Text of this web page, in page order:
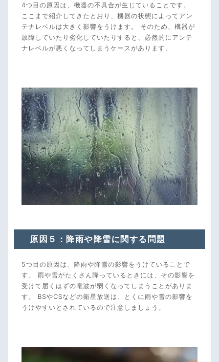
4つ目の原因は、機器の不具合が生じていることです。
ここまで紹介してきたとおり、機器の状態によってアン
テナレベルは大きく影響をうけます。 そのため、機器が
故障していたり劣化していたりすると、必然的にアンテ
ナレベルが悪くなってしまうケースがあります。
原因５：降雨や降雪に関する問題
5つ目の原因は、降雨や降雪の影響をうけていることで
す。 雨や雪がたくさん降っているときには、その影響を
受けて届くはずの電波が弱くなってしまうことがありま
す。 BSやCSなどの衛星放送は、とくに雨や雪の影響を
うけやすいとされているので注意しましょう。